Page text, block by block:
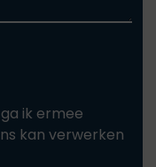
ik ermee
kan verwerken